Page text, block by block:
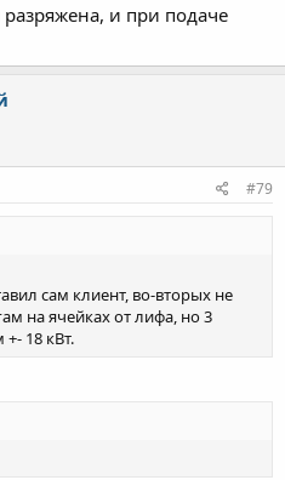
разряжена, и при подаче
#79
сам клиент, во-вторых не
на ячейках от лифа, но 3
+- 18 кВт.